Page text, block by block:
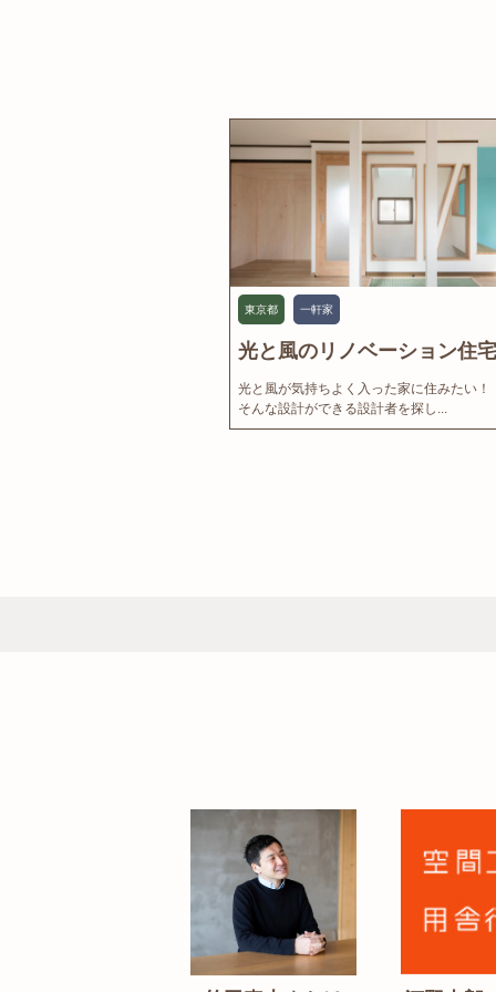
東京都 一軒家
光と風のリノベーション住
光と風が気持ちよく入った家に住みたい！
そんな設計ができる設計者を探し...